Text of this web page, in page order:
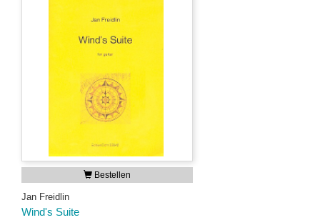
Bestellen
Jan Freidlin
Wind's Suite